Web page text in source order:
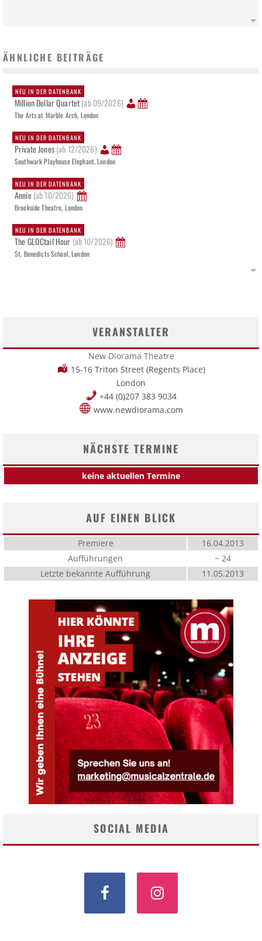
ÄHNLICHE BEITRÄGE
NEU IN DER DATENBANK
Million Dollar Quartet(ab 09/2026)
The Arts at Marble Arch, London
NEU IN DER DATENBANK
Private Jones(ab 12/2026)
Southwark Playhouse Elephant, London
NEU IN DER DATENBANK
Annie(ab 10/2026)
Brookside Theatre, London
NEU IN DER DATENBANK
The GLOCtail Hour (ab 10/2026)
St. Benedicts School, London
VERANSTALTER
New Diorama Theatre
15-16 Triton Street (Regents Place)
London
+44 (0)207 383 9034
www.newdiorama.com
NÄCHSTE TERMINE
keine aktuellen Termine
AUF EINEN BLICK
Premiere
16.04.2013
Aufführungen
~ 24
Letzte bekannte Aufführung
11.05.2013
SOCIAL MEDIA